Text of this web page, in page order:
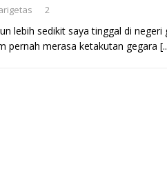
2
lebih sedikit saya tinggal di
pernah merasa ketakutan gegara